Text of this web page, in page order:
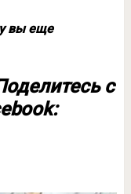
вы еще
с